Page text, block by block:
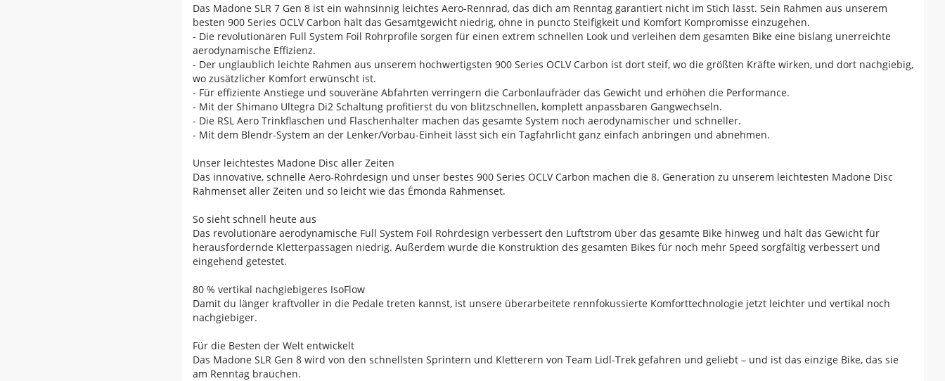
Das Madone SLR 7 Gen 8 ist ein wahnsinnig leichtes Aero-Rennrad, das dich am Renntag garantiert nicht im Stich lässt. Sein Rahmen aus unserem
besten 900 Series OCLV Carbon hält das Gesamtgewicht niedrig, ohne in puncto Steifigkeit und Komfort Kompromisse einzugehen.
- Die revolutionären Full System Foil Rohrprofile sorgen für einen extrem schnellen Look und verleihen dem gesamten Bike eine bislang unerreichte
aerodynamische Effizienz.
- Der unglaublich leichte Rahmen aus unserem hochwertigsten 900 Series OCLV Carbon ist dort steif, wo die größten Kräfte wirken, und dort nachgiebig,
wo zusätzlicher Komfort erwünscht ist.
- Für effiziente Anstiege und souveräne Abfahrten verringern die Carbonlaufräder das Gewicht und erhöhen die Performance.
- Mit der Shimano Ultegra Di2 Schaltung profitierst du von blitzschnellen, komplett anpassbaren Gangwechseln.
- Die RSL Aero Trinkflaschen und Flaschenhalter machen das gesamte System noch aerodynamischer und schneller.
- Mit dem Blendr-System an der Lenker/Vorbau-Einheit lässt sich ein Tagfahrlicht ganz einfach anbringen und abnehmen.
Unser leichtestes Madone Disc aller Zeiten
Das innovative, schnelle Aero-Rohrdesign und unser bestes 900 Series OCLV Carbon machen die 8. Generation zu unserem leichtesten Madone Disc
Rahmenset aller Zeiten und so leicht wie das Émonda Rahmenset.
So sieht schnell heute aus
Das revolutionäre aerodynamische Full System Foil Rohrdesign verbessert den Luftstrom über das gesamte Bike hinweg und hält das Gewicht für
herausfordernde Kletterpassagen niedrig. Außerdem wurde die Konstruktion des gesamten Bikes für noch mehr Speed sorgfältig verbessert und
eingehend getestet.
80 % vertikal nachgiebigeres IsoFlow
Damit du länger kraftvoller in die Pedale treten kannst, ist unsere überarbeitete rennfokussierte Komforttechnologie jetzt leichter und vertikal noch
nachgiebiger.
Für die Besten der Welt entwickelt
Das Madone SLR Gen 8 wird von den schnellsten Sprintern und Kletterern von Team Lidl-Trek gefahren und geliebt – und ist das einzige Bike, das sie
am Renntag brauchen.